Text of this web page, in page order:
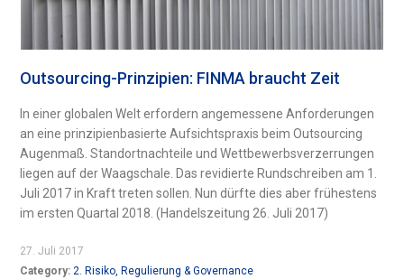
Outsourcing-Prinzipien: FINMA braucht Zeit
In einer globalen Welt erfordern angemessene Anforderungen
an eine prinzipienbasierte Aufsichtspraxis beim Outsourcing
Augenmaß. Standortnachteile und Wettbewerbsverzerrungen
liegen auf der Waagschale. Das revidierte Rundschreiben am 1.
Juli 2017 in Kraft treten sollen. Nun dürfte dies aber frühestens
im ersten Quartal 2018. (Handelszeitung 26. Juli 2017)
27. Juli 2017
Category:2. Risiko, Regulierung & Governance